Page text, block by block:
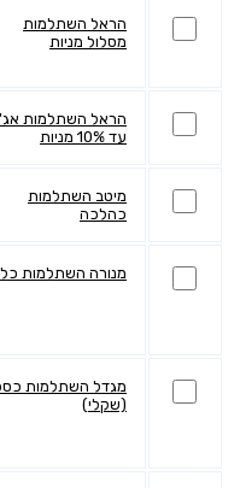
הראל השתלמות
מסלול מניות
הראל השתלמות
עד 10% מניות
מיטב השתלמות
כהלכה
מנורה השתלמות
מגדל השתלמות
(שקלי)